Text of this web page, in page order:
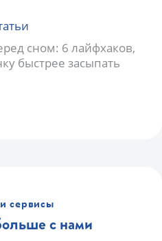
сном: 6 лайфхаков,
быстрее засыпать
сервисы
с нами